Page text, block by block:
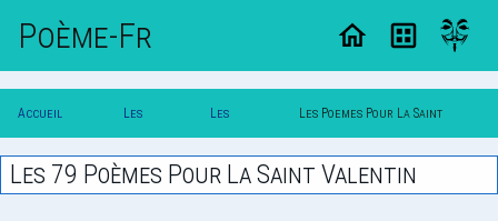
Poème-Fr
Accueil
Poesie
Les
Poemes
Les
Themes
Les Poemes Pour La Saint
Valentin
Les 79 Poèmes Pour La Saint Valentin